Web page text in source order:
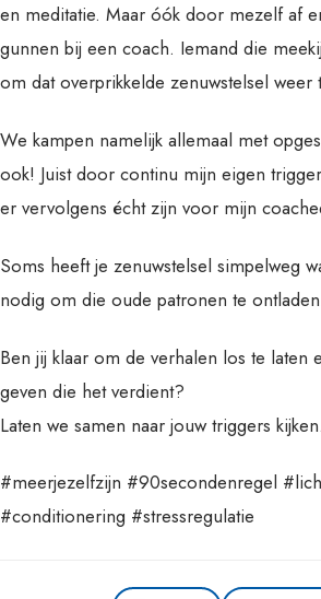
en meditatie. Maar óók door mezelf af
gunnen bij een coach. Iemand die
om dat overprikkelde zenuwstelsel weer
We kampen namelijk allemaal met
ook! Juist door continu mijn eigen
er vervolgens écht zijn voor mijn
Soms heeft je zenuwstelsel simpelweg
nodig om die oude patronen te
Ben jij klaar om de verhalen los te laten
geven die het verdient?
Laten we samen naar jouw triggers
#meerjezelfzijn #90secondenregel
#conditionering #stressregulatie